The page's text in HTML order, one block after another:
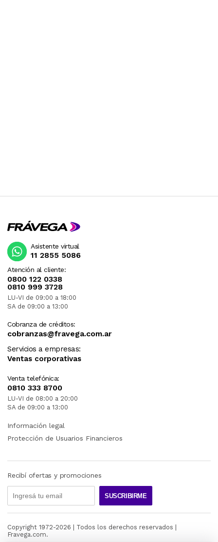
Atención al cliente:
0800 122 0338
0810 999 3728
LU-VI de 09:00 a 18:00
SA de 09:00 a 13:00
Cobranza de créditos:
cobranzas@fravega.com.ar
Servicios a empresas:
Ventas corporativas
Venta telefónica:
0810 333 8700
LU-VI de 08:00 a 20:00
SA de 09:00 a 13:00
Asistente virtual
11 2855 5086
Información legal
Protección de Usuarios Financieros
Recibí ofertas y promociones
SUSCRIBIRME
Copyright 1972-2026 | Todos los derechos reservados |
Fravega.com.